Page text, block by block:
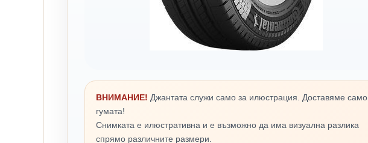
ВНИМАНИЕ! Джантата служи само за илюстрация. Доставяме само
гумата!
Снимката е илюстративна и е възможно да има визуална разлика
спрямо различните размери.